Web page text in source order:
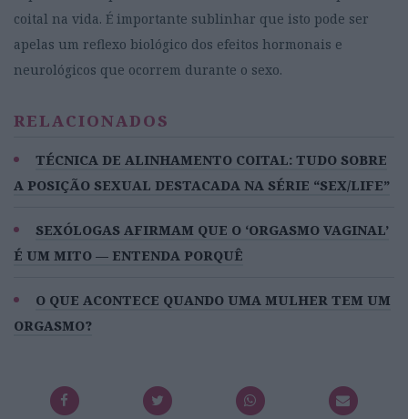
coital na vida. É importante sublinhar que isto pode ser
apelas um reflexo biológico dos efeitos hormonais e
neurológicos que ocorrem durante o sexo.
RELACIONADOS
TÉCNICA DE ALINHAMENTO COITAL: TUDO SOBRE
A POSIÇÃO SEXUAL DESTACADA NA SÉRIE “SEX/LIFE”
SEXÓLOGAS AFIRMAM QUE O ‘ORGASMO VAGINAL’
É UM MITO — ENTENDA PORQUÊ
O QUE ACONTECE QUANDO UMA MULHER TEM UM
ORGASMO?